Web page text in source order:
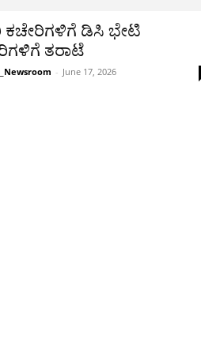
ಕಚೇರಿಗಳಿಗೆ ಡಿಸಿ ಭೇಟಿ
ತರಾಟೆ
- June 17, 2026